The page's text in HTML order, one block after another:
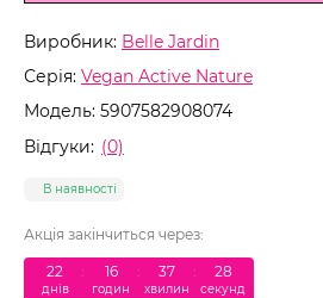
Виробник: Belle Jardin
Серія: Vegan Active Nature
Модель: 5907582908074
Відгуки: (0)
В наявності
Акція закінчиться через:
22
днів
: 16
годин
: 37
хвилин
: 28
секунд